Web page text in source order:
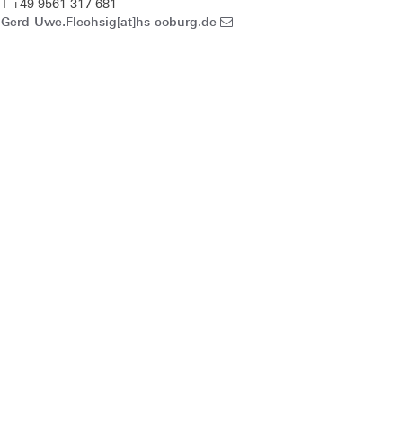
T +49 9561 317 681
Gerd-Uwe.Flechsig[at]hs-coburg.de